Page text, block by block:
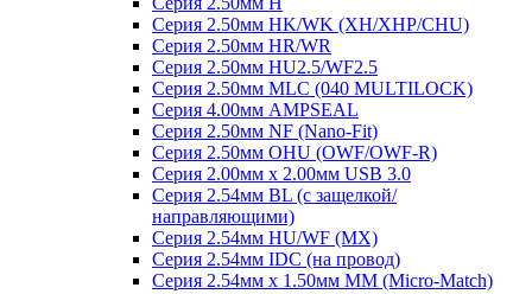
Серия 2.50мм HK/WK (XH/XHP/CHU)
Серия 2.50мм HR/WR
Серия 2.50мм HU2.5/WF2.5
Серия 2.50мм MLC (040 MULTILOCK)
Серия 4.00мм AMPSEAL
Серия 2.50мм NF (Nano-Fit)
Серия 2.50мм OHU (OWF/OWF-R)
Серия 2.00мм x 2.00мм USB 3.0
Серия 2.54мм BL (с защелкой/
направляющими)
Серия 2.54мм HU/WF (MX)
Серия 2.54мм IDC (на провод)
Серия 2.54мм х 1.50мм MM (Micro-Match)